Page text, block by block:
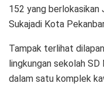
152 yang berlokasikan
Sukajadi Kota
Tampak terlihat
lingkungan sekolah
dalam satu komplek